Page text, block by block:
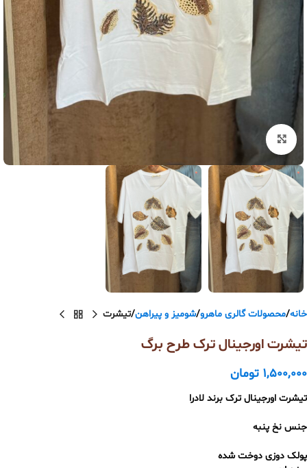
بزرگنمایی تصویر
خانه محصولات گالری ماهرو شومیز و پیراهن تيشرت
تیشرت اورجینال ترک طرح برگ
1,500,000 تومان
تیشرت اورجینال ترک‌ برند لادرا
جنس نخ پنبه
پولک دوزی دوخت شده